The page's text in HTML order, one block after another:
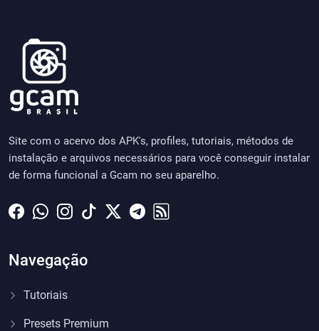
Site com o acervo dos APK's, profiles, tutoriais, métodos de
instalação e arquivos necessários para você conseguir instalar
de forma funcional a Gcam no seu aparelho.
Navegação
Tutoriais
Presets Premium